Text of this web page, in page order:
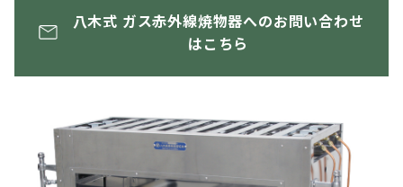
八木式 ガス赤外線焼物器へのお問い合わせ
はこちら